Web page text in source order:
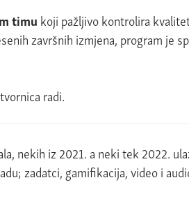
timu koji pažljivo kontrolira
završnih izmjena, program je
radi.
nekih iz 2021. a neki tek 2022.
zadatci, gamifikacija, video i